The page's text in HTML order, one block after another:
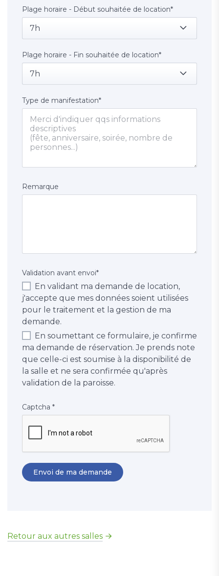
Plage horaire - Début souhaitée de location*
7h
Plage horaire - Fin souhaitée de location*
7h
Type de manifestation*
Remarque
Validation avant envoi*
En validant ma demande de location,
j'accepte que mes données soient utilisées
pour le traitement et la gestion de ma
demande.
En soumettant ce formulaire, je confirme
ma demande de réservation. Je prends note
que celle-ci est soumise à la disponibilité de
la salle et ne sera confirmée qu'après
validation de la paroisse.
Captcha *
Retour aux autres salles